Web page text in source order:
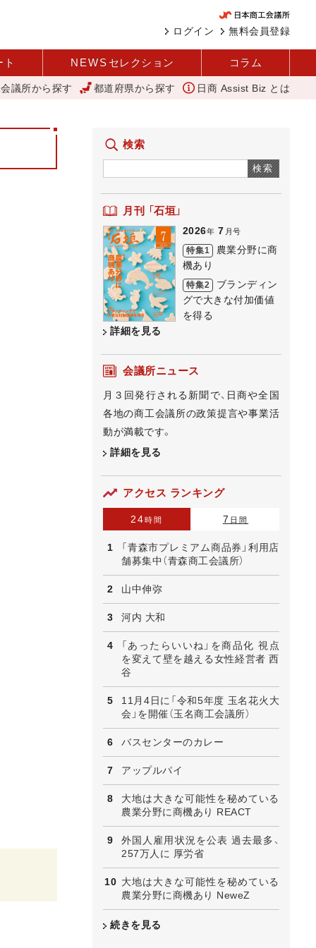
無料会員登録
ログイン
ト NEWS セレクション コラム
を越える女性経営者 西谷 11月4日に「令和5年度 玉名花火大会」を
議所から探す 都道府県から探す 日商 Assist Biz とは
検索
検索
月刊 「石垣」
2026年 7 月号
特集1
農業分野に商
機あり
特集2
ブランディン
グで大きな付加価値
を得る
詳細を見る
会議所ニュース
月３回発行される新聞で、日商や全国
各地の商工会議所の政策提言や事業活
動が満載です。
詳細を見る
アクセス ランキング
24時間 7 日間
「青森市プレミアム商品券」利用店
舗募集中（青森商工会議所）
山中伸弥
河内 大和
「あったらいいね」を商品化 視点
を変えて壁を越える女性経営者 西
谷
11月4日に「令和5年度 玉名花火大
会」を開催（玉名商工会議所）
バスセンターのカレー
アップルパイ
大地は大きな可能性を秘めている
農業分野に商機あり REACT
外国人雇用状況を公表 過去最多、
257万人に 厚労省
大地は大きな可能性を秘めている
農業分野に商機あり NeweZ
続きを見る